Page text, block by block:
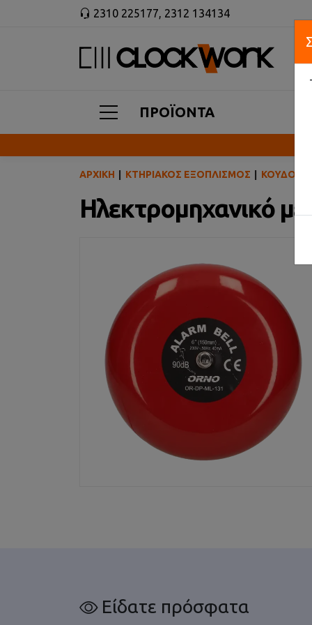
2310 225177, 2312 134134
ΠΡΟΪΟΝΤΑ
ΑΡΧΙΚΉ ΚΤΗΡΙΑΚΌΣ ΕΞΟΠΛΙΣΜΌΣ
Ηλεκτρομηχανικό
Είδατε πρόσφατα